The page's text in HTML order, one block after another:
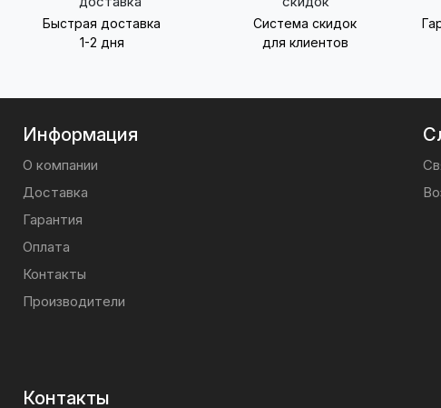
Быстрая доставка
1-2 дня
Система скидок
для клиентов
Информация
О компании
Доставка
Гарантия
Оплата
Контакты
Производители
Контакты